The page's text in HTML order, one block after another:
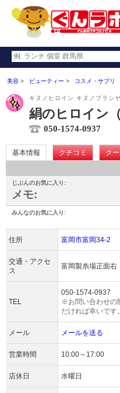
美容 ビューティー コスメ・サプリ
キヌノヒロイン キヌノブラシ
絹のヒロイン
050-1574-0937
基本情報 クチコミ ク
じぶんのお気に入り:
メモ:
みんなのお気に入り:
住所 富岡市富岡34-2
交通・アクセ
ス
富岡製糸場正面右
TEL
050-1574-0937
※お問い合わせの
だければ幸いです。
メール メールを送る
営業時間 10:00～17:00
店休日 水曜日